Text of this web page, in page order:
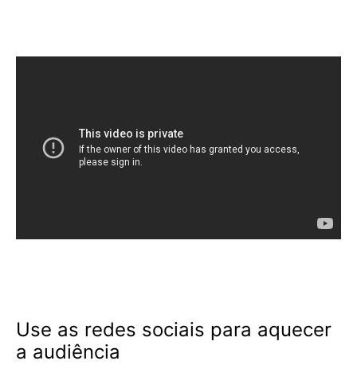
Use as redes sociais para aquecer
a audiência